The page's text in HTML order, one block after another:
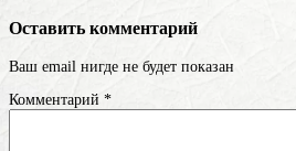
Оставить комментарий
Ваш email нигде не будет показан
Комментарий *